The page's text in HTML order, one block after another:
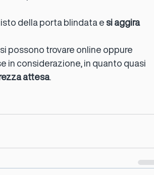
della porta blindata e si aggira
possono trovare online oppure
in considerazione, in quanto quasi
attesa